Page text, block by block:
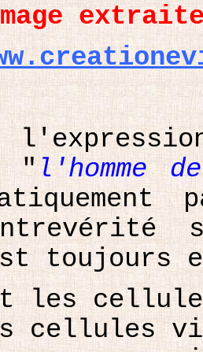
"l'homme
toujours
les
cellules